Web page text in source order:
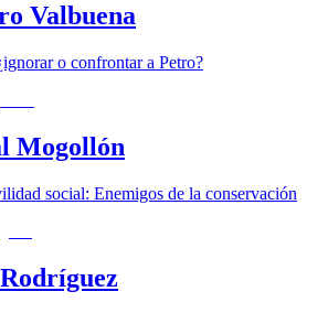
Valbuena
o confrontar a Petro?
Mogollón
social: Enemigos de la conservación